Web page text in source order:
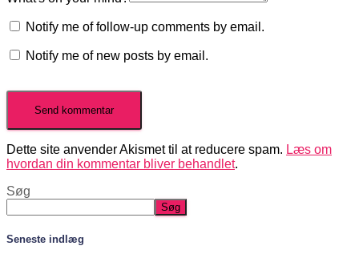
Notify me of follow-up comments by email.
Notify me of new posts by email.
Dette site anvender Akismet til at reducere spam. Læs om
hvordan din kommentar bliver behandlet.
Søg
Søg
Seneste indlæg